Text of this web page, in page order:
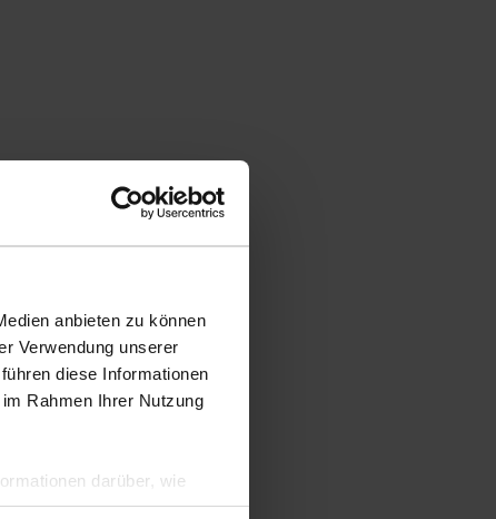
anbieten zu können
Verwendung unserer
diese Informationen
Rahmen Ihrer Nutzung
darüber, wie
Sicherheit und zum